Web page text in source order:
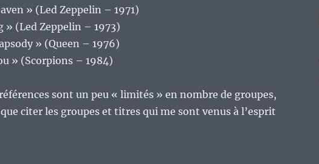
» (Led Zeppelin – 1971)
» (Led Zeppelin – 1973)
» (Queen – 1976)
» (Scorpions – 1984)
sont un peu « limités » en nombre de groupes,
citer les groupes et titres qui me sont venus à l’esprit